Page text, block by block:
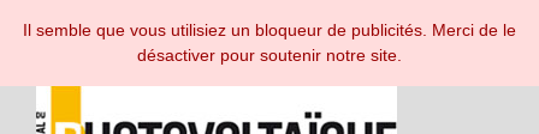
ESPACE ABONNÉ
Il semble que vous utilisiez un bloqueur de publicités. Merci de le
désactiver pour soutenir notre site.